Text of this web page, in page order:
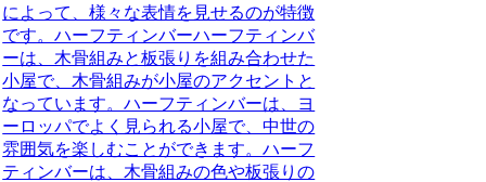
によって、様々な表情を見せるのが特徴
です。ハーフティンバーハーフティンバ
ーは、木骨組みと板張りを組み合わせた
小屋で、木骨組みが小屋のアクセントと
なっています。ハーフティンバーは、ヨ
ーロッパでよく見られる小屋で、中世の
雰囲気を楽しむことができます。ハーフ
ティンバーは、木骨組みの色や板張りの